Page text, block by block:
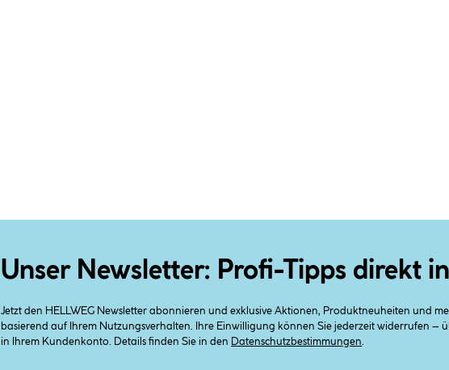
Unser Newsletter: Profi-Tipps direkt
Jetzt den HELLWEG Newsletter abonnieren und exklusive Aktionen, Produktneuheiten und
basierend auf Ihrem Nutzungsverhalten. Ihre Einwilligung können Sie jederzeit widerrufen –
in Ihrem Kundenkonto. Details finden Sie in den
Datenschutzbestimmungen